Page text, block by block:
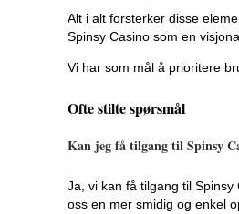
Alt i alt forsterker disse
Spinsy Casino som en
Vi har som mål å prioritere
Ofte stilte spørsmål
Kan jeg få tilgang til Spinsy
Ja, vi kan få tilgang til
oss en mer smidig og enkel